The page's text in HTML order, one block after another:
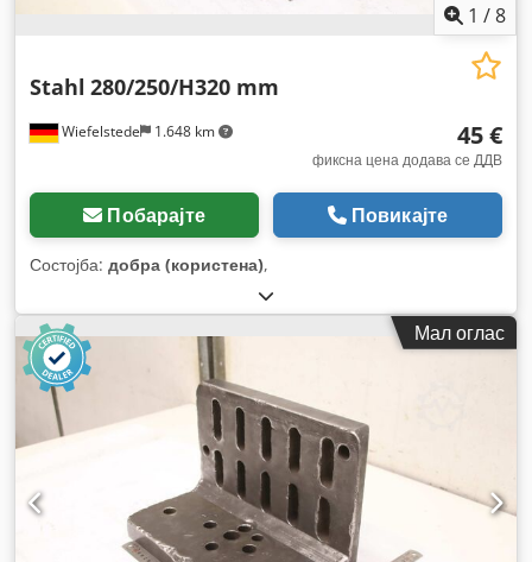
1 /8
Wiefelstede 1.648 km
Stahl 280/250/H320 mm
45 €
фиксна цена додава се ДДВ
Побарајте Повикајте
Состојба: добра (користена),
Мал оглас